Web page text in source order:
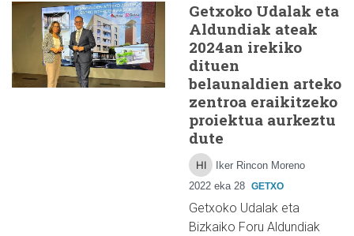
Getxoko Udalak eta
Aldundiak ateak
2024an irekiko
dituen
belaunaldien arteko
zentroa eraikitzeko
proiektua aurkeztu
dute
Iker Rincon Moreno
2022 eka 28 GETXO
Getxoko Udalak eta
Bizkaiko Foru Aldundiak